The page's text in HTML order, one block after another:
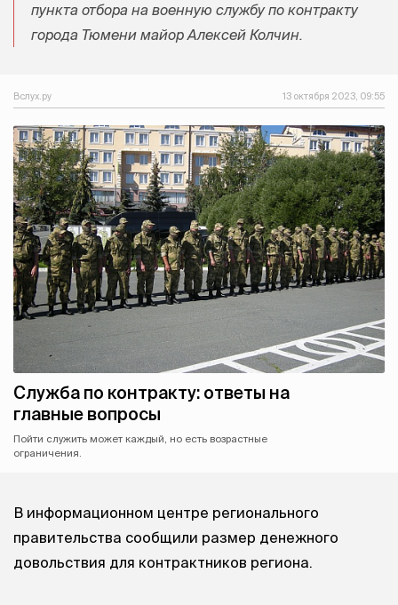
пункта отбора на военную службу по контракту
города Тюмени майор Алексей Колчин.
Вслух.ру 13 октября 2023, 09:55
Служба по контракту: ответы на
главные вопросы
Пойти служить может каждый, но есть возрастные
ограничения.
В информационном центре регионального
правительства сообщили размер денежного
довольствия для контрактников региона.